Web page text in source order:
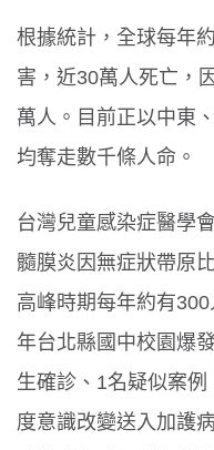
根據統計，全球每年
害，近30萬人死亡，
萬人。目前正以中東
均奪走數千條人命。
台灣兒童感染症醫學
髓膜炎因無症狀帶原
高峰時期每年約有
年台北縣國中校園爆
生確診、1名疑似案
度意識改變送入加護